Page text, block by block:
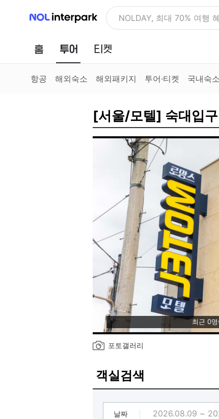
NOL 인터파크 NOLDAY, 최대 70% 여행
홈 투어
항공 해외숙소 해외패키지 투어·티켓 국내숙소
[서울/모텔] 숙대입
최근 0
포토갤러리
객실검색
날짜